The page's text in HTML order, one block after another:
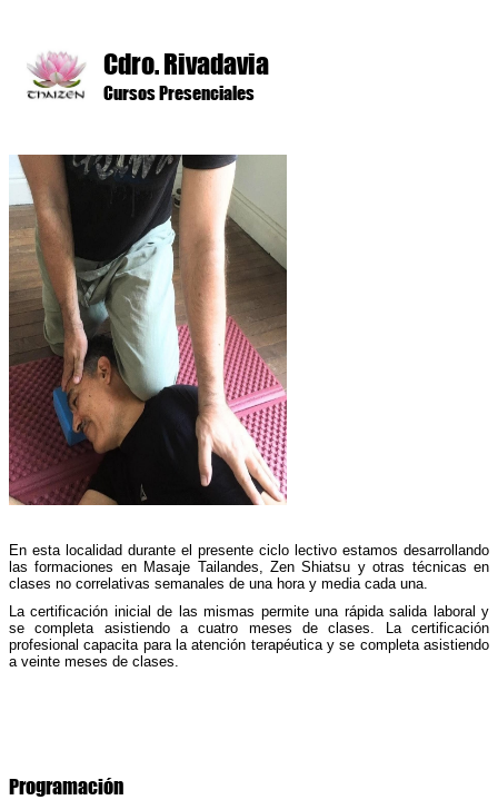
Cdro. Rivadavia
Cursos Presenciales
En esta localidad durante el presente ciclo lectivo estamos desarrollando
las formaciones en Masaje Tailandes, Zen Shiatsu y otras técnicasen
clases no correlativas semanales de una hora y media cada una.
La certificación inicial de las mismas permite una rápida salida laboral y
se completaasistiendo acuatro mesesde clases. La certificación
profesional capacita para la atención terapéutica y se completaasistiendo
aveinte meses de clases.
Programación